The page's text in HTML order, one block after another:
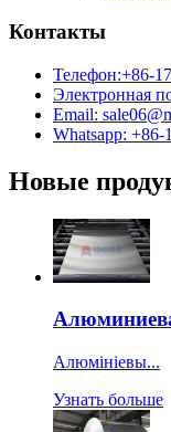
Контакты
Телефон:+86-
Электронная
Email:
Whatsapp: +86-
Новые
Алюмініевы...
Узнать больше